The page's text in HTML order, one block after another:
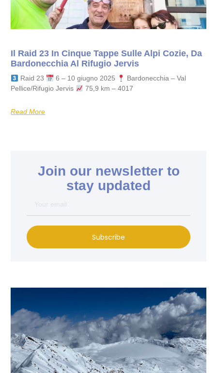
Il Raid 23 In Cinque Tappe Sulle Alpi Cozie, Da
Bardonecchia Al Rifugio Jervis
Raid 23 6 – 10 giugno 2025
Bardonecchia – Val
Pellice/Rifugio Jervis
75,9 km – 4017
Read More
Join our newsletter to
stay updated
Subscribe